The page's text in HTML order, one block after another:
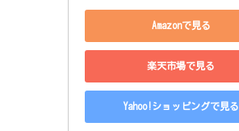
Amazonで見る
楽天市場で見る
Yahoo!ショッピングで見る